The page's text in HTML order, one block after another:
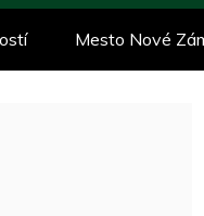
Mesto Nové